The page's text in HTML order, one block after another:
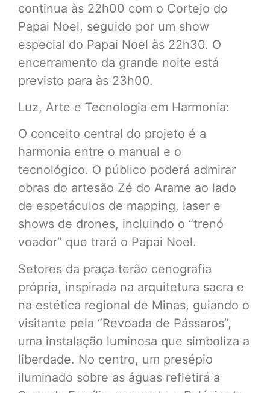
continua às 22h00 com o Cortejo do
Papai Noel, seguido por um show
especial do Papai Noel às 22h30. O
encerramento da grande noite está
previsto para às 23h00.
Luz, Arte e Tecnologia em Harmonia:
O conceito central do projeto é a
harmonia entre o manual e o
tecnológico. O público poderá admirar
obras do artesão Zé do Arame ao lado
de espetáculos de mapping, laser e
shows de drones, incluindo o “trenó
voador” que trará o Papai Noel.
Setores da praça terão cenografia
própria, inspirada na arquitetura sacra e
na estética regional de Minas, guiando o
visitante pela “Revoada de Pássaros”,
uma instalação luminosa que simboliza a
liberdade. No centro, um presépio
iluminado sobre as águas refletirá a